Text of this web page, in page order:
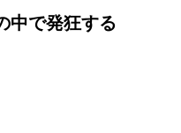
中で発狂する